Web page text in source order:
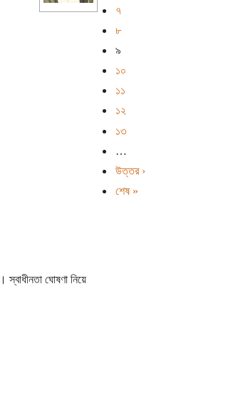
স্বাধীনতা ঘোষণা নিয়ে
৭
৮
৯
১০
১১
১২
১৩
…
উত্তর ›
শেষ »